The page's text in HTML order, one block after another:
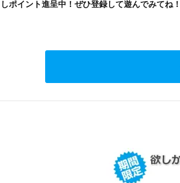
しポイント進呈中！ぜひ登録して遊んでみてね！